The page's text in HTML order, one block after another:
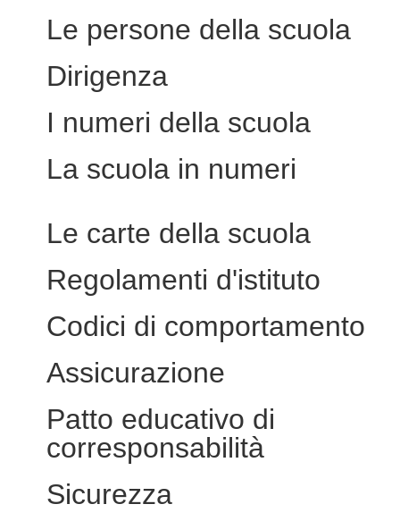
Le persone della scuola
Dirigenza
I numeri della scuola
La scuola in numeri
Le carte della scuola
Regolamenti d'istituto
Codici di comportamento
Assicurazione
Patto educativo di
corresponsabilità
Sicurezza